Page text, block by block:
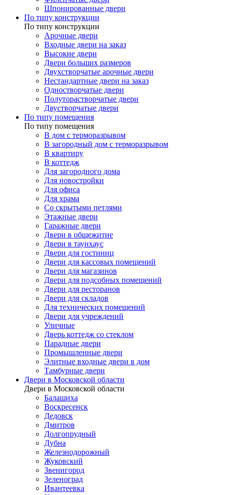
Шпонированные двери
По типу конструкции
По типу конструкции
Арочные двери
Входные двери на заказ
Высокие двери
Двери больших размеров
Двухстворчатые арочные двери
Нестандартные двери на заказ
Одностворчатые двери
Полуторастворчатые двери
Двустворчатые двери
По типу помещения
По типу помещения
В дом с терморазрывом
В загородный дом с терморазрывом
В квартиру
В коттедж
Для загородного дома
Для новостройки
Для офиса
Для храма
Со скрытыми петлями
Этажные двери
Гаражные двери
Двери в общежитие
Двери в таунхаус
Двери для гостиниц
Двери для кассовых помещений
Двери для магазинов
Двери для подсобных помещений
Двери для ресторанов
Двери для складов
Для технических помещений
Двери для учреждений
Уличные
Дверь коттедж со стеклом
Парадные двери
Промышленные двери
Элитные входные двери в дом
Тамбурные двери
Двери в Московской области
Двери в Московской области
Балашиха
Воскресенск
Дедовск
Дмитров
Долгопрудный
Дубна
Железнодорожный
Жуковский
Звенигород
Зеленоград
Ивантеевка